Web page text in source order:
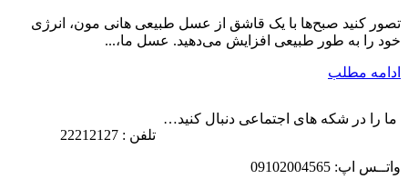
تصور کنید صبح‌ها با یک قاشق از عسل طبیعی هانی مون، انرژی
خود را به طور طبیعی افزایش می‌دهید. عسل ما،...
ادامه مطلب
ما را در شکه های اجتماعی دنبال کنید…
تلفن : 22212127
واتــس اپ: 09102004565